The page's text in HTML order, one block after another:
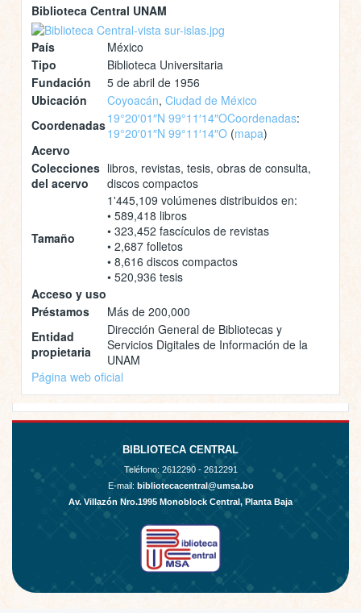
Biblioteca Central UNAM
País
México
Tipo
Biblioteca Universitaria
Fundación
5 de abril de 1956
Ubicación
Coyoacán, Ciudad de México
Coordenadas19°20′01″N 99°11′14″OCoordenadas:
19°20′01″N 99°11′14″O (mapa)
Acervo
Colecciones
del acervo
libros, revistas, tesis, obras de consulta,
discos compactos
Tamaño
1'445,109 volúmenes distribuidos en:
• 589,418 libros
• 323,452 fascículos de revistas
• 2,687 folletos
• 8,616 discos compactos
• 520,936 tesis
Acceso y uso
Préstamos
Más de 200,000
Entidad
propietaria
Dirección General de Bibliotecas y
Servicios Digitales de Información de la
UNAM
Página web oficial
BIBLIOTECA CENTRAL
Teléfono: 2612290 - 2612291
E-mail: bibliotecacentral@umsa.bo
Av. Villazón Nro.1995 Monoblock Central, Planta Baja